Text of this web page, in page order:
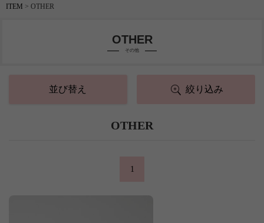
ITEM > OTHER
OTHER
その他
並び替え 絞り込み
OTHER
1